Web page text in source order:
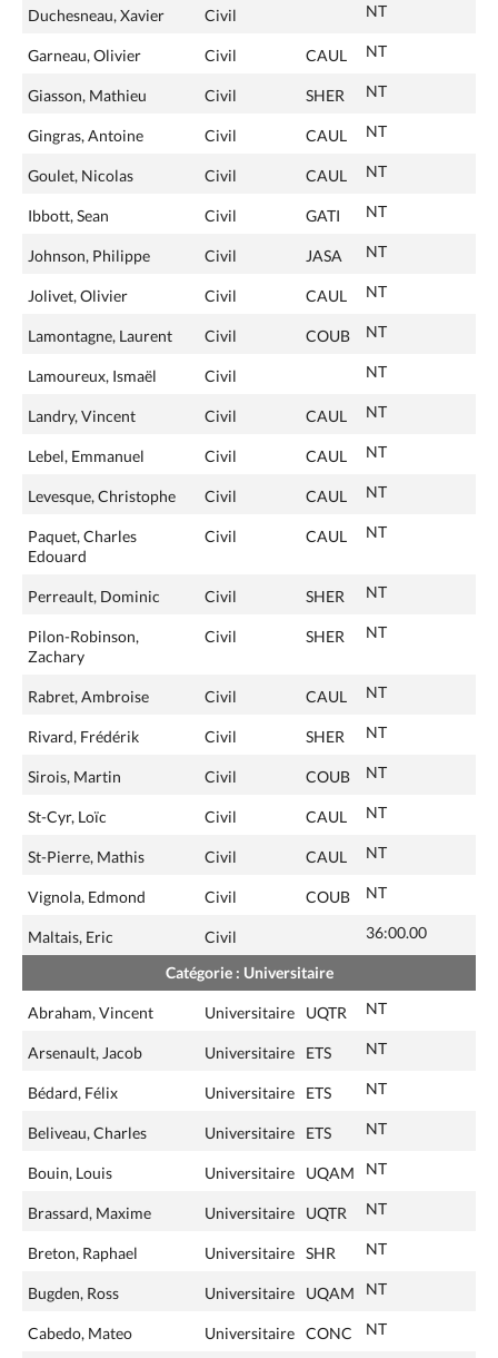
Duchesneau, Xavier Civil NT
Garneau, Olivier Civil CAUL NT
Giasson, Mathieu Civil SHER NT
Gingras, Antoine Civil CAUL NT
Goulet, Nicolas Civil CAUL NT
Ibbott, Sean Civil GATI NT
Johnson, Philippe Civil JASA NT
Jolivet, Olivier Civil CAUL NT
Lamontagne, Laurent Civil COUB NT
Lamoureux, Ismaël Civil NT
Landry, Vincent Civil CAUL NT
Lebel, Emmanuel Civil CAUL NT
Levesque, Christophe Civil CAUL NT
Paquet, Charles
Edouard
Civil CAUL NT
Perreault, Dominic Civil SHER NT
Pilon-Robinson,
Zachary
Civil SHER NT
Rabret, Ambroise Civil CAUL NT
Rivard, Frédérik Civil SHER NT
Sirois, Martin Civil COUB NT
St-Cyr, Loïc Civil CAUL NT
St-Pierre, Mathis Civil CAUL NT
Vignola, Edmond Civil COUB NT
Maltais, Eric Civil 36:00.00
Catégorie : Universitaire
Abraham, Vincent Universitaire UQTR NT
Arsenault, Jacob Universitaire ETS NT
Bédard, Félix Universitaire ETS NT
Beliveau, Charles Universitaire ETS NT
Bouin, Louis Universitaire UQAM NT
Brassard, Maxime Universitaire UQTR NT
Breton, Raphael Universitaire SHR NT
Bugden, Ross Universitaire UQAM NT
Cabedo, Mateo Universitaire CONC NT